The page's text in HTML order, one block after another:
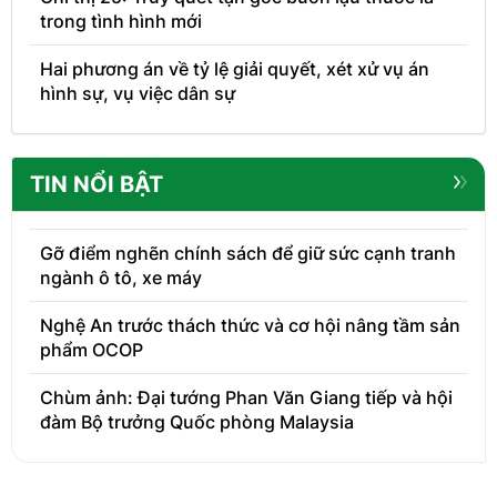
trong tình hình mới
Hai phương án về tỷ lệ giải quyết, xét xử vụ án
hình sự, vụ việc dân sự
TIN NỔI BẬT
Gỡ điểm nghẽn chính sách để giữ sức cạnh tranh
ngành ô tô, xe máy
Nghệ An trước thách thức và cơ hội nâng tầm sản
phẩm OCOP
Chùm ảnh: Đại tướng Phan Văn Giang tiếp và hội
đàm Bộ trưởng Quốc phòng Malaysia